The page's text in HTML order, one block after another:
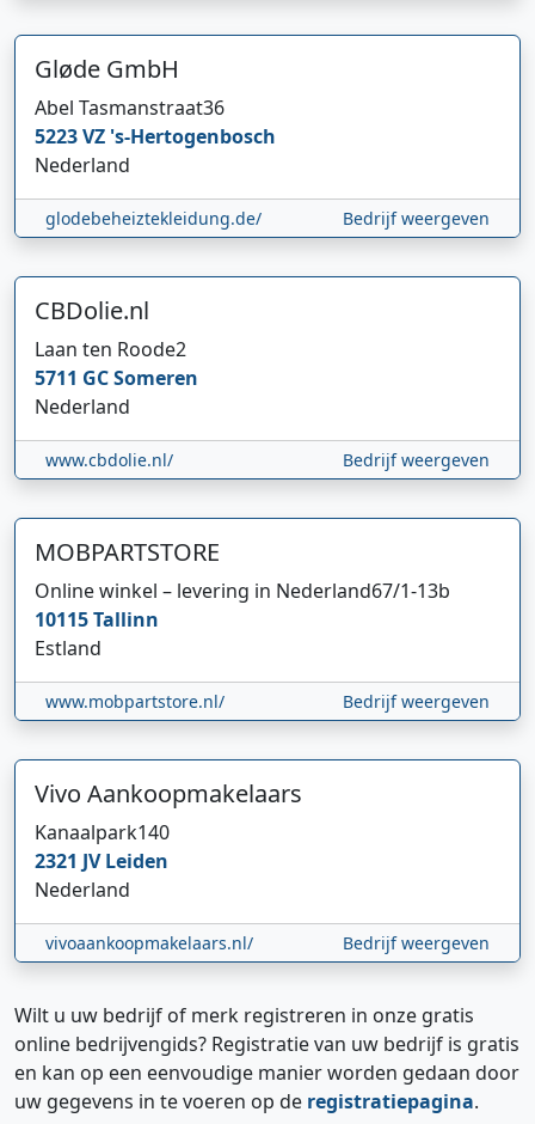
Gløde GmbH
Abel Tasmanstraat36
5223 VZ 's-Hertogenbosch
Nederland
glodebeheiztekleidung.de/ Bedrijf weergeven
CBDolie.nl
Laan ten Roode2
5711 GCSomeren
Nederland
www.cbdolie.nl/ Bedrijf weergeven
MOBPARTSTORE
Online winkel – levering in Nederland67/1-13b
10115Tallinn
Estland
www.mobpartstore.nl/ Bedrijf weergeven
Vivo Aankoopmakelaars
Kanaalpark140
2321 JVLeiden
Nederland
vivoaankoopmakelaars.nl/ Bedrijf weergeven
Wilt u uw bedrijf of merk registreren in onze gratis
online bedrijvengids? Registratie van uw bedrijf is gratis
en kan op een eenvoudige manier worden gedaan door
uw gegevens in te voeren op de registratiepagina.